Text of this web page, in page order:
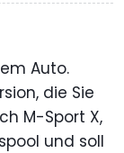
Auto.
die Sie
M-Sport X,
und soll